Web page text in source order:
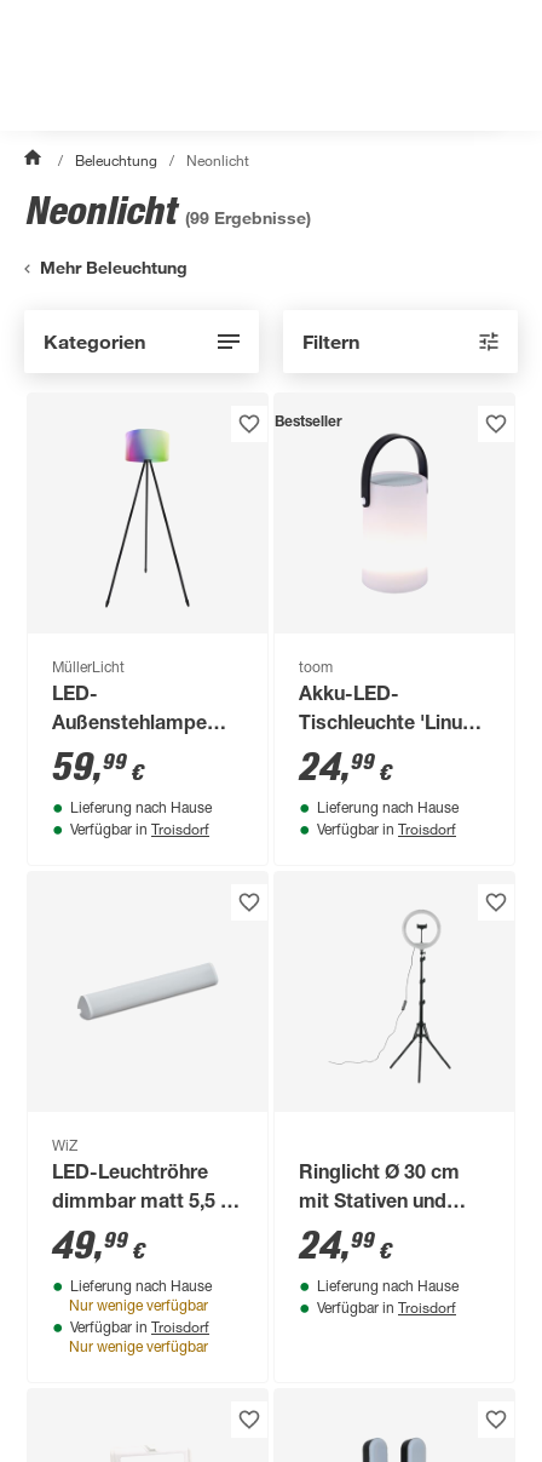
/ Beleuchtung / Neonlicht
Neonlicht (99 Ergebnisse)
Mehr Beleuchtung
Kategorien Filtern
MüllerLicht
LED-
Außenstehlampe
'Khaya' 9,5 W 806 lm
RGB - tunable white
IP 44 Ø 40 x 143 cm
59,99 €
Lieferung nach Hause
Verfügbar in Troisdorf
Bestseller
toom
Akku-LED-
Tischleuchte 'Linus'
weiß mit
Farbwechsler,
Lautsprecher Ø 11,5
x 18 cm
24,99 €
Lieferung nach Hause
Verfügbar in Troisdorf
WiZ
LED-Leuchtröhre
dimmbar matt 5,5 W
400 lm warmweiß
bis tageslichtweiß
49,99 €
Lieferung nach Hause
Nur wenige verfügbar
Verfügbar in Troisdorf
Nur wenige verfügbar
Ringlicht Ø 30 cm
mit Stativen und
Handyhalterung,
USB-Anschluss
24,99 €
Lieferung nach Hause
Verfügbar in Troisdorf